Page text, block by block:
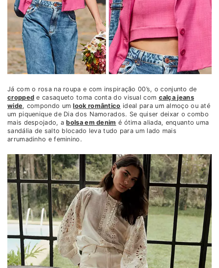
Já com o rosa na roupa e com inspiração 00’s, o conjunto de
cropped e casaqueto toma conta do visual com calça jeans
wide, compondo umlook romântico ideal para um almoço ou até
um piquenique de Dia dos Namorados. Se quiser deixar o combo
mais despojado, abolsa em denim é ótima aliada, enquanto uma
sandália de salto blocado leva tudo para um lado mais
arrumadinho e feminino.